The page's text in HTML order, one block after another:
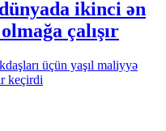
ikinci ən
çalışır